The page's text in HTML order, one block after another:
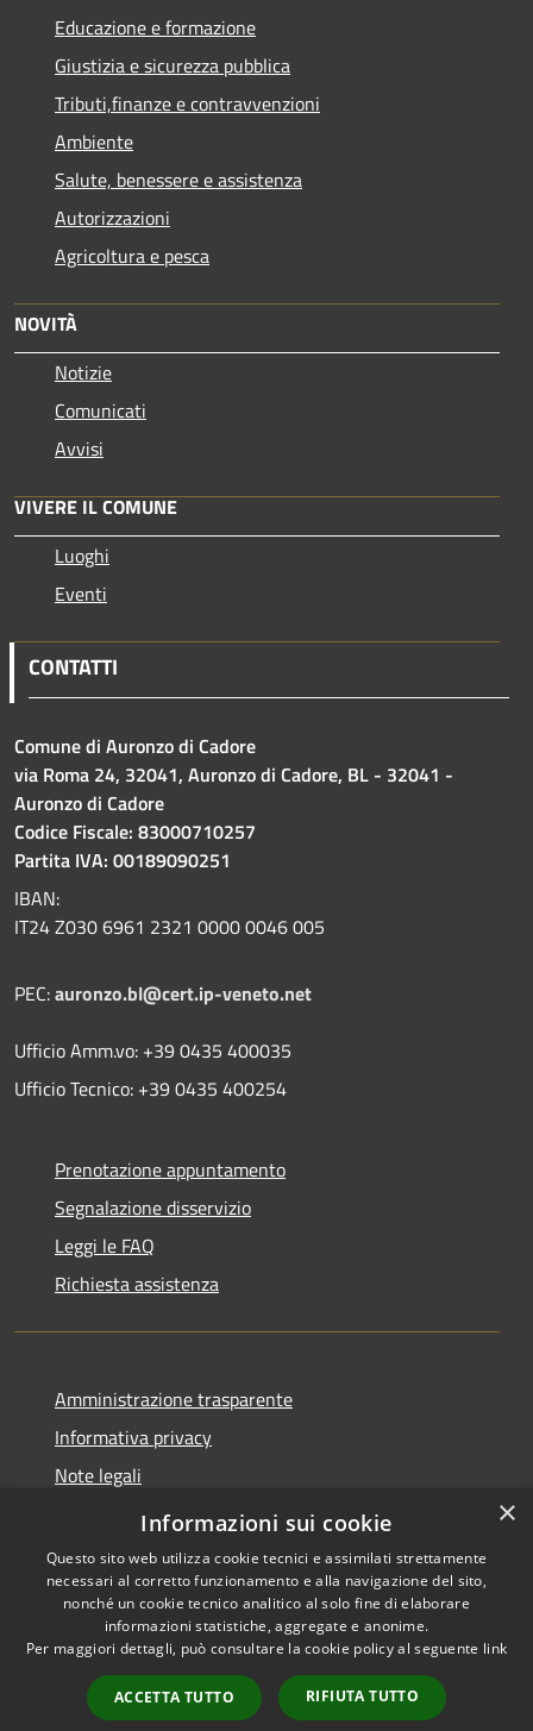
Educazione e formazione
Giustizia e sicurezza pubblica
Tributi,finanze e contravvenzioni
Ambiente
Salute, benessere e assistenza
Autorizzazioni
Agricoltura e pesca
NOVITÀ
Notizie
Comunicati
Avvisi
VIVERE IL COMUNE
Luoghi
Eventi
CONTATTI
Comune di Auronzo di Cadore
via Roma 24, 32041, Auronzo di Cadore, BL - 32041 -
Auronzo di Cadore
Codice Fiscale: 83000710257
Partita IVA: 00189090251
IBAN:
IT24 Z030 6961 2321 0000 0046 005
PEC:auronzo.bl@cert.ip-veneto.net
Ufficio Amm.vo: +39 0435 400035
Ufficio Tecnico: +39 0435 400254
Prenotazione appuntamento
Segnalazione disservizio
Leggi le FAQ
Richiesta assistenza
Amministrazione trasparente
Informativa privacy
Note legali
Dichiarazione di accessibilità
Accessibilità
Copyright © 2026 • Comune di
Auronzo di Cadore • Powered
byMunicipium
Accesso
redazione
×
Informazioni sui cookie
Questo sito web utilizza cookie tecnici e assimilati strettamente
necessari al corretto funzionamento e alla navigazione del sito,
nonché un cookie tecnico analitico al solo fine di elaborare
informazioni statistiche, aggregate e anonime.
Per maggiori dettagli, può consultare la cookie policy al seguente link
ACCETTA TUTTO RIFIUTA TUTTO